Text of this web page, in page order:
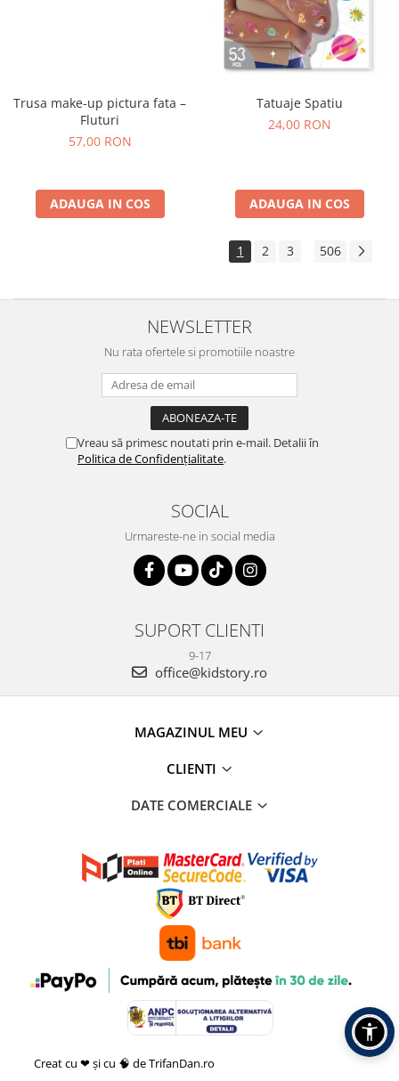
Trusa make-up pictura fata –
Fluturi
57,00 RON
ADAUGA IN COS
Tatuaje Spatiu
24,00 RON
ADAUGA IN COS
1 2 3 506
NEWSLETTER
Nu rata ofertele si promotiile noastre
Vreau să primesc noutati prin e-mail. Detalii în
Politica de Confidențialitate.
SOCIAL
Urmareste-ne in social media
SUPORT CLIENTI
9-17
office@kidstory.ro
MAGAZINUL MEU
CLIENTI
DATE COMERCIALE
Creat cu ❤ și cu 🧠 de TrifanDan.ro